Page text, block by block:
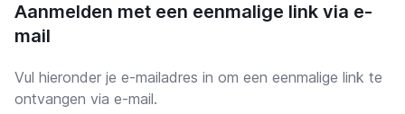
Aanmelden met een eenmalige link via e-
mail
Vul hieronder je e-mailadres in om een eenmalige link te
ontvangen via e-mail.